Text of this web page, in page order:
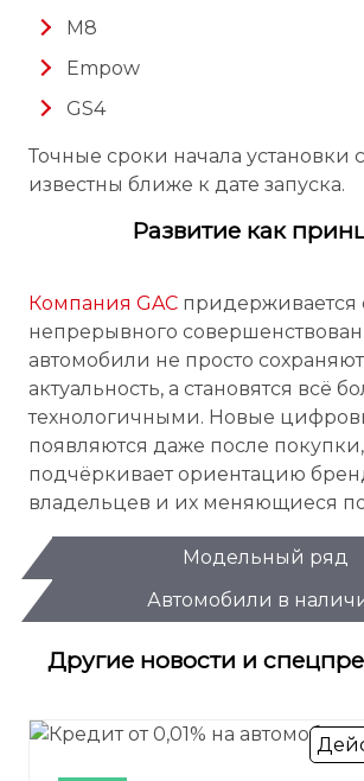
M8
Empow
GS4
Точные сроки начала установки
известны ближе к дате запуска.
Развитие как
Компания GAC придерживается
непрерывного
автомобили не просто
актуальность, а становятся всё
технологичными. Новые
появляются даже после покупки,
подчёркивает ориентацию
владельцев и их меняющиеся
Модельный ряд
Автомобили в
Другие новости и